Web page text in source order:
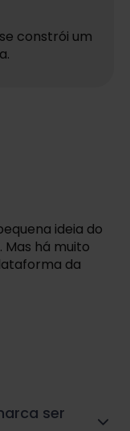
constrói um
ideia do
Mas há muito
da
ser